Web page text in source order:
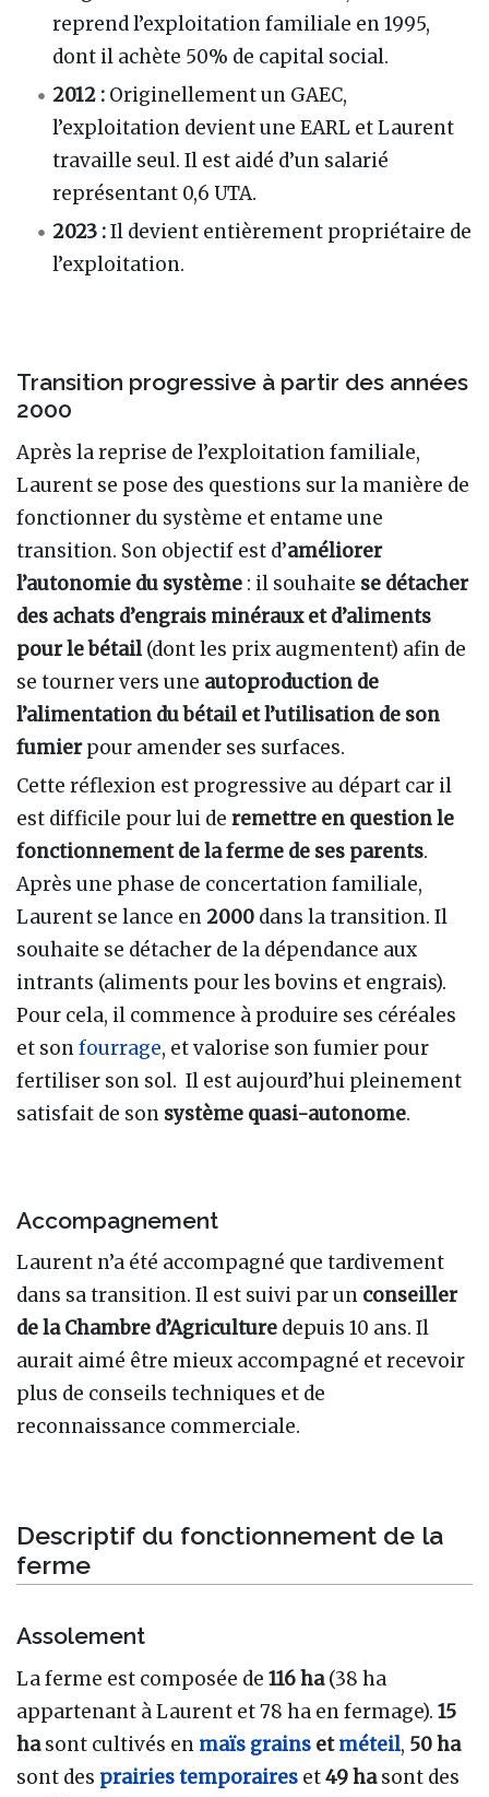
reprend l’exploitation familiale en 1995,
dont il achète 50% de capital social.
2012 : Originellement un GAEC,
l’exploitation devient une EARL et Laurent
travaille seul. Il est aidé d’un salarié
représentant 0,6 UTA.
2023 :Il devient entièrement propriétaire de
l’exploitation.
Transition progressive à partir des années
2000
Après la reprise de l’exploitation familiale,
Laurent se pose des questions sur la manière de
fonctionner du système et entame une
transition. Son objectif est d’améliorer
l’autonomie du système : il souhaite se détacher
des achats d’engrais minéraux et d’aliments
pour le bétail(dont les prix augmentent) afin de
se tourner vers une autoproduction de
l’alimentation du bétail et l’utilisation de son
fumierpour amender ses surfaces.
Cette réflexion est progressive au départ car il
est difficile pour lui de remettre en question le
fonctionnement de la ferme de ses parents.
Après une phase de concertation familiale,
Laurent se lance en 2000 dans la transition. Il
souhaite se détacher de la dépendance aux
intrants (aliments pour les bovins et engrais).
Pour cela, il commence à produire ses céréales
et sonfourrage, et valorise son fumier pour
fertiliser son sol. Il est aujourd’hui pleinement
satisfait de son système quasi-autonome.
Accompagnement
Laurent n’a été accompagné que tardivement
dans sa transition. Il est suivi par un conseiller
de la Chambre d’Agriculture depuis 10 ans. Il
aurait aimé être mieux accompagné et recevoir
plus de conseils techniques et de
reconnaissance commerciale.
Descriptif du fonctionnement de la
ferme
Assolement
La ferme est composée de 116 ha(38 ha
appartenant à Laurent et 78 ha en fermage). 15
hasont cultivés en maïs grains etméteil, 50 ha
sont des prairies temporaires et49 hasont des